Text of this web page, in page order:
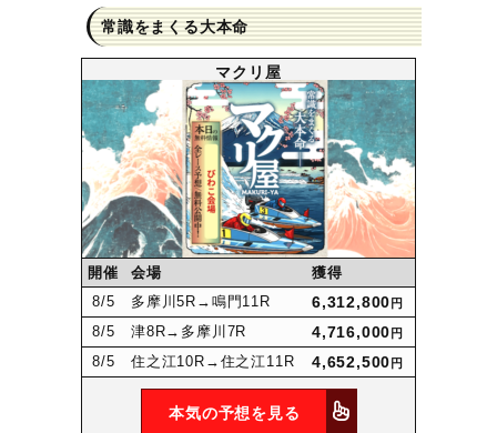
常識をまくる大本命
マクリ屋
開催 会場
獲得
8/5 多摩川5R →鳴門11R 6,312,800 円
8/5 津8R→多摩川7R 4,716,000 円
8/5 住之江10R →住之江11R 4,652,500 円
本気の予想を見る